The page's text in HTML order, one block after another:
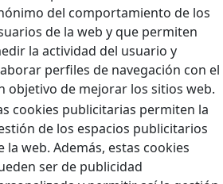
del comportamiento de los
de la web y que permiten
la actividad del usuario y
perfiles de navegación con el
objetivo de mejorar los sitios web.
cookies publicitarias permiten la
de los espacios publicitarios
la web. Además, estas cookies
ser de publicidad